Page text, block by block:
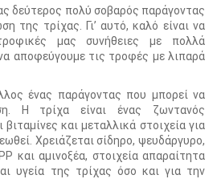
δεύτερος πολύ σοβαρός παράγοντας
της τρίχας. Γι’ αυτό, καλό είναι να
μας συνήθειες με πολλά
αποφεύγουμε τις τροφές με λιπαρά
ένας παράγοντας που μπορεί να
Η τρίχα είναι ένας ζωντανός
και μεταλλικά στοιχεία για
Χρειάζεται σίδηρο, ψευδάργυρο,
και αμινοξέα, στοιχεία απαραίτητα
υγεία της τρίχας όσο και για την